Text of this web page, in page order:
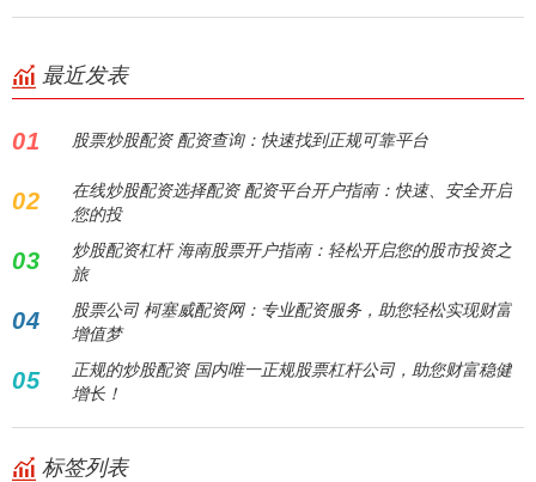
最近发表
01 股票炒股配资 配资查询：快速找到正规可靠平台
02
在线炒股配资选择配资 配资平台开户指南：快速、安全开启
您的投
03
炒股配资杠杆 海南股票开户指南：轻松开启您的股市投资之
旅
04
股票公司 柯塞威配资网：专业配资服务，助您轻松实现财富
增值梦
05
正规的炒股配资 国内唯一正规股票杠杆公司，助您财富稳健
增长！
标签列表